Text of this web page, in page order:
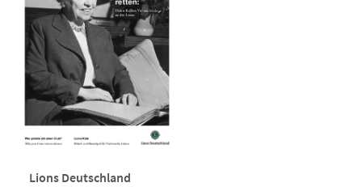
Lions Deutschland